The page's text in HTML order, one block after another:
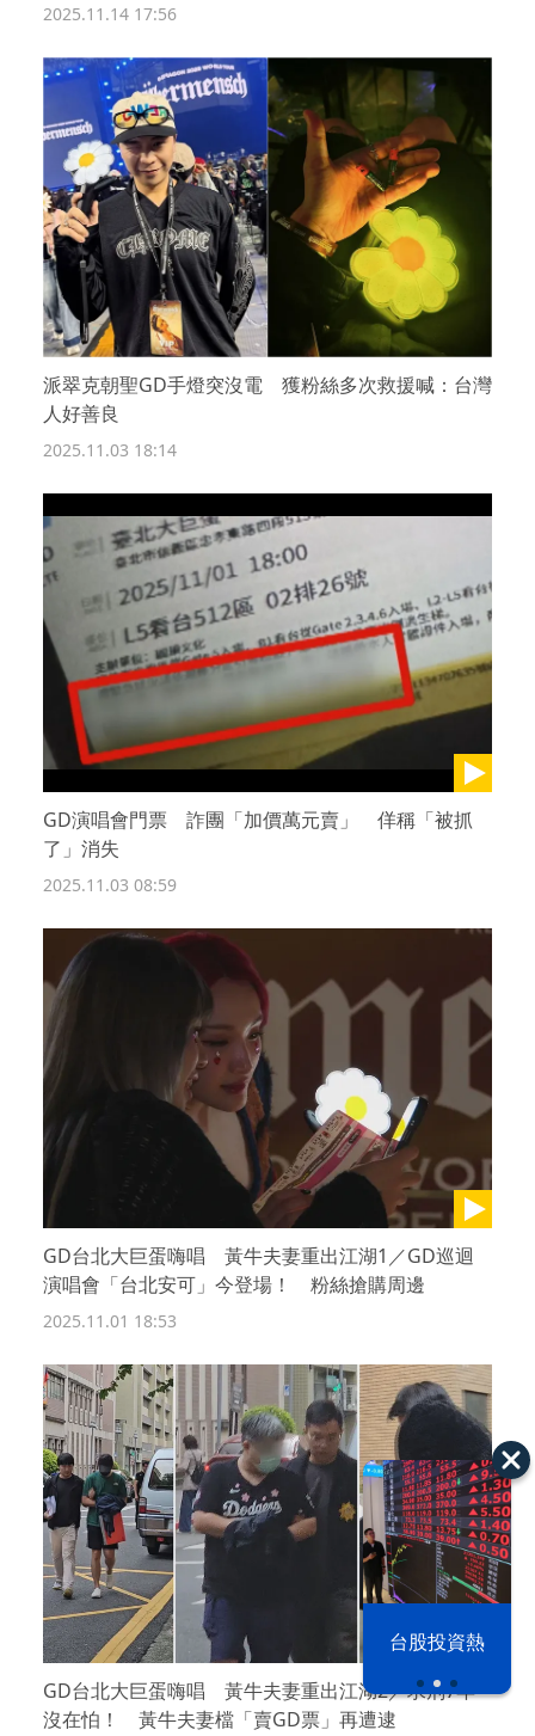
漢光42演習 台股投資熱
2025.11.14 17:56
派翠克朝聖GD手燈突沒電 獲粉絲多次救援喊：台灣
人好善良
2025.11.03 18:14
GD演唱會門票 詐團「加價萬元賣」 佯稱「被抓
了」消失
2025.11.03 08:59
GD台北大巨蛋嗨唱 黃牛夫妻重出江湖1／GD巡迴
演唱會「台北安可」今登場！ 粉絲搶購周邊
2025.11.01 18:53
GD台北大巨蛋嗨唱 黃牛夫妻重出江湖2／求刑7年
沒在怕！ 黃牛夫妻檔「賣GD票」再遭逮